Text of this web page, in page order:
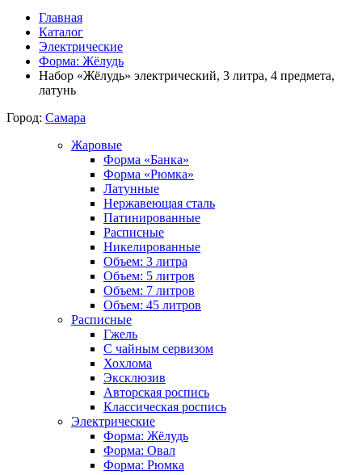
Главная
Каталог
Электрические
Форма: Жёлудь
Набор «Жёлудь» электрический, 3 литра, 4 предмета,
латунь
Город: Самара
Жаровые
Форма «Банка»
Форма «Рюмка»
Латунные
Нержавеющая сталь
Патинированные
Расписные
Никелированные
Объем: 3 литра
Объем: 5 литров
Объем: 7 литров
Объем: 45 литров
Расписные
Гжель
С чайным сервизом
Хохлома
Эксклюзив
Авторская роспись
Классическая роспись
Электрические
Форма: Жёлудь
Форма: Овал
Форма: Рюмка